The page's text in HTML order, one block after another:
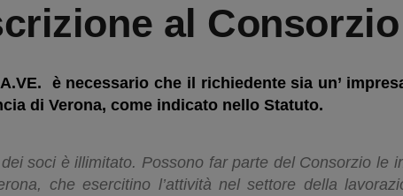
al Consorzio
è necessario che il richiedente sia un’
di Verona, come indicato nello Statuto.
soci è illimitato. Possono far parte del Consorzio le
che esercitino l’attività nel settore della